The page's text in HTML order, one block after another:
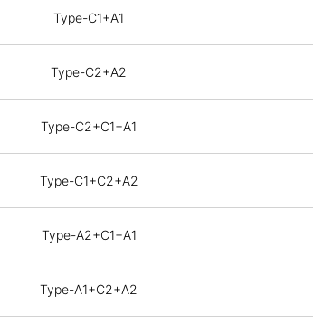
Type-C1+A1
Type-C2+A2
Type-C2+C1+A1
Type-C1+C2+A2
Type-A2+C1+A1
Type-A1+C2+A2